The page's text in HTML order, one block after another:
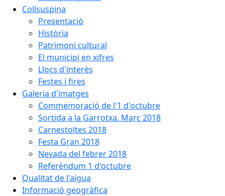
Collsuspina
Presentació
Història
Patrimoni cultural
El municipi en xifres
Llocs d'interès
Festes i fires
Galeria d'imatges
Commemoració de l'1 d'octubre
Sortida a la Garrotxa. Març 2018
Carnestoltes 2018
Festa Gran 2018
Nevada del febrer 2018
Referèndum 1 d'octubre
Qualitat de l'aigua
Informació geogràfica